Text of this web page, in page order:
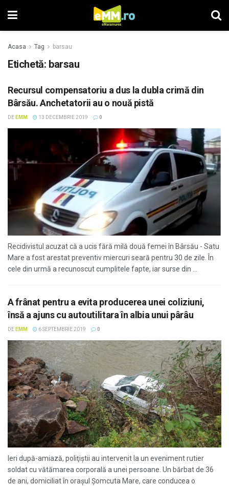
Acasa Tag barsau
Etichetă: barsau
Recursul compensatoriu a dus la dubla crimă din
Bârsău. Anchetatorii au o nouă pistă
DE EMM 13 DECEMBRIE 2019 0
Recidivistul acuzat că a ucis fără milă două femei în Bârsău - Satu
Mare a fost arestat preventiv miercuri seară pentru 30 de zile. În
cele din urmă a recunoscut cumplitele fapte, iar surse din ...
A frânat pentru a evita producerea unei coliziuni,
însă a ajuns cu autoutilitara în albia unui pârâu
DE EMM 6 SEPTEMBRIE 2019 0
Ieri după-amiază, poliţiştii au intervenit la un eveniment rutier
soldat cu vătămarea corporală a unei persoane. Un bărbat de 36
de ani, domiciliat în oraşul Şomcuta Mare, care conducea o